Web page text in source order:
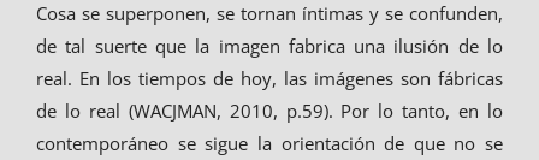
Cosa se superponen, se tornan íntimas y se confunden,
de tal suerte que la imagen fabrica una ilusión de lo
real. En los tiempos de hoy, las imágenes son fábricas
de lo real (WACJMAN, 2010, p.59). Por lo tanto, en lo
contemporáneo se sigue la orientación de que no se